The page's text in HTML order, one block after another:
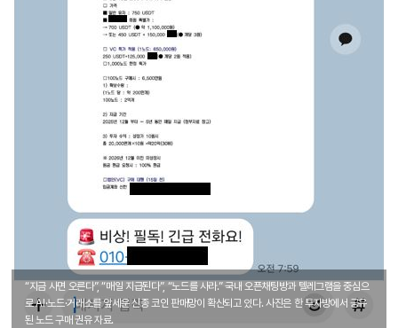
“지금 사면 오른다”, “매일 지급된다”, “노드를 사라.” 국내 오픈채팅방과 텔레그램을 중심으
로 AI·노드·거래소를 앞세운 신종 코인 판매망이 확산되고 있다. 사진은 한 투자방에서 공유
된 노드 구매 권유 자료.